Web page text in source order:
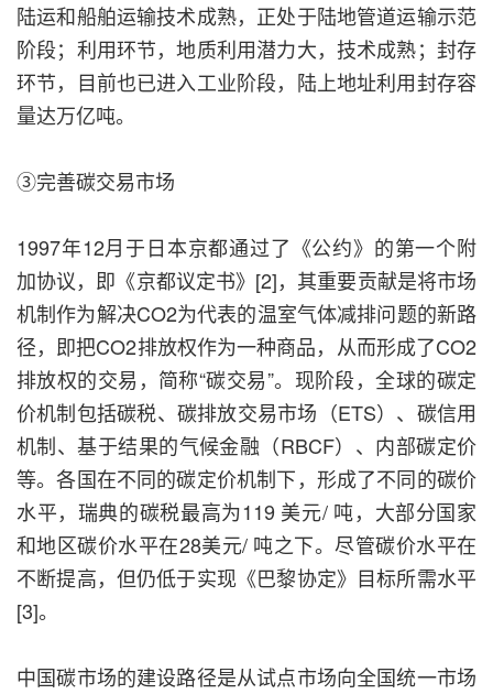
陆运和船舶运输技术成熟，正处于陆地管道运输示范
阶段；利用环节，地质利用潜力大，技术成熟；封存
环节，目前也已进入工业阶段，陆上地址利用封存容
量达万亿吨。
③完善碳交易市场
1997年12月于日本京都通过了《公约》的第一个附
加协议，即《京都议定书》[2]，其重要贡献是将市场
机制作为解决CO2为代表的温室气体减排问题的新路
径，即把CO2排放权作为一种商品，从而形成了CO2
排放权的交易，简称“碳交易”。现阶段，全球的碳定
价机制包括碳税、碳排放交易市场（ETS）、碳信用
机制、基于结果的气候金融（RBCF）、内部碳定价
等。各国在不同的碳定价机制下，形成了不同的碳价
水平，瑞典的碳税最高为119 美元/ 吨，大部分国家
和地区碳价水平在28美元/ 吨之下。尽管碳价水平在
不断提高，但仍低于实现《巴黎协定》目标所需水平
[3]。
中国碳市场的建设路径是从试点市场向全国统一市场